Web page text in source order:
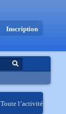
Inscription
Toute l’activité